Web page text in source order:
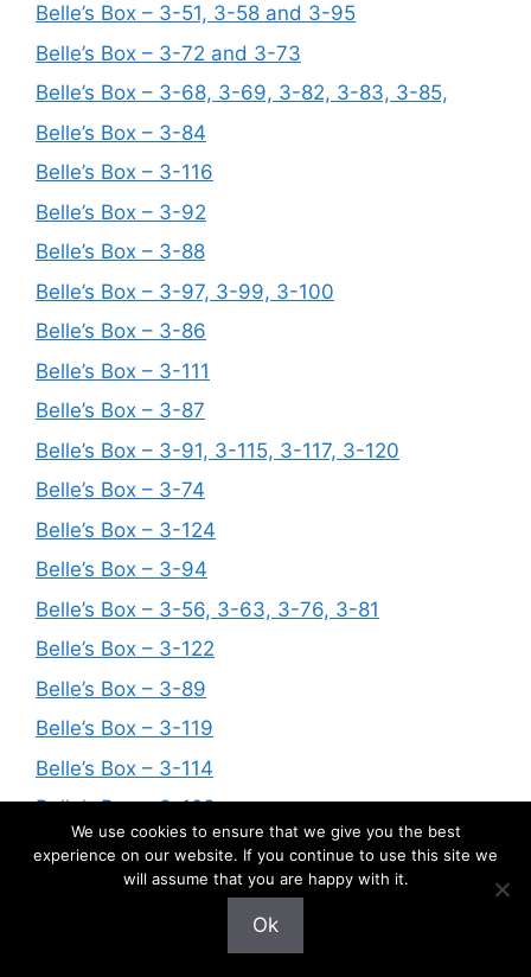
Belle’s Box – 3-51, 3-58 and 3-95
Belle’s Box – 3-72 and 3-73
Belle’s Box – 3-68, 3-69, 3-82, 3-83, 3-85,
Belle’s Box – 3-84
Belle’s Box – 3-116
Belle’s Box – 3-92
Belle’s Box – 3-88
Belle’s Box – 3-97, 3-99, 3-100
Belle’s Box – 3-86
Belle’s Box – 3-111
Belle’s Box – 3-87
Belle’s Box – 3-91, 3-115, 3-117, 3-120
Belle’s Box – 3-74
Belle’s Box – 3-124
Belle’s Box – 3-94
Belle’s Box – 3-56, 3-63, 3-76, 3-81
Belle’s Box – 3-122
Belle’s Box – 3-89
Belle’s Box – 3-119
Belle’s Box – 3-114
Belle’s Box – 3-123
Belle’s Box – 3-109
Belle’s Box – 3-62, 3-104, 3-106
We use cookies to ensure that we give you the best
experience on our website. If you continue to use this site we
will assume that you are happy with it.
Ok